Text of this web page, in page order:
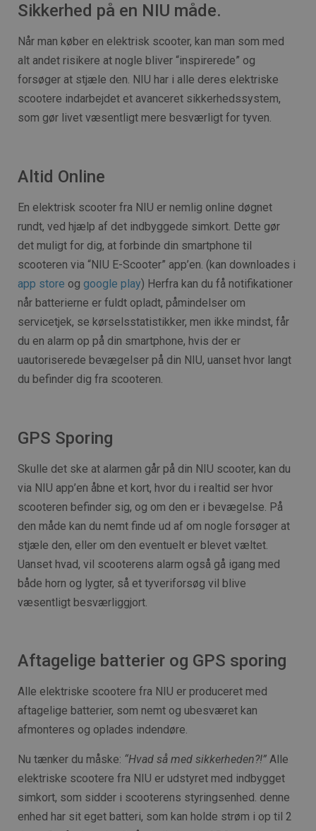
Sikkerhed på en NIU måde.
Når man køber en elektrisk scooter, kan man som med
alt andet risikere at nogle bliver “inspirerede” og
forsøger at stjæle den. NIU har i alle deres elektriske
scootere indarbejdet et avanceret sikkerhedssystem,
som gør livet væsentligt mere besværligt for tyven.
Altid Online
En elektrisk scooter fra NIU er nemlig online døgnet
rundt, ved hjælp af det indbyggede simkort. Dette gør
det muligt for dig, at forbinde din smartphone til
scooteren via “NIU E-Scooter” app’en. (kan downloades i
app store og google play) Herfra kan du få notifikationer
når batterierne er fuldt opladt, påmindelser om
servicetjek, se kørselsstatistikker, men ikke mindst, får
du en alarm op på din smartphone, hvis der er
uautoriserede bevægelser på din NIU, uanset hvor langt
du befinder dig fra scooteren.
GPS Sporing
Skulle det ske at alarmen går på din NIU scooter, kan du
via NIU app’en åbne et kort, hvor du i realtid ser hvor
scooteren befinder sig, og om den er i bevægelse. På
den måde kan du nemt finde ud af om nogle forsøger at
stjæle den, eller om den eventuelt er blevet væltet.
Uanset hvad, vil scooterens alarm også gå igang med
både horn og lygter, så et tyveriforsøg vil blive
væsentligt besværliggjort.
Aftagelige batterier og GPS sporing
Alle elektriske scootere fra NIU er produceret med
aftagelige batterier, som nemt og ubesværet kan
afmonteres og oplades indendøre.
Nu tænker du måske: “Hvad så med sikkerheden?!” Alle
elektriske scootere fra NIU er udstyret med indbygget
simkort, som sidder i scooterens styringsenhed. denne
enhed har sit eget batteri, som kan holde strøm i op til 2